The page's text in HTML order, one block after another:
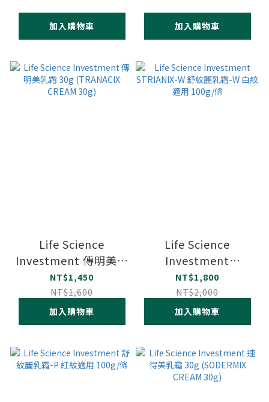
加入購物車 加入購物車
Life Science
Investment 傳明美乳
霜 30g (TRANACIX
CREAM 30g)
NT$1,450
NT$1,600
加入購物車
Life Science
Investment
STRIANIX-W 舒紋麗乳
霜-W 白紋適用 100g/
條
NT$1,800
NT$2,000
加入購物車